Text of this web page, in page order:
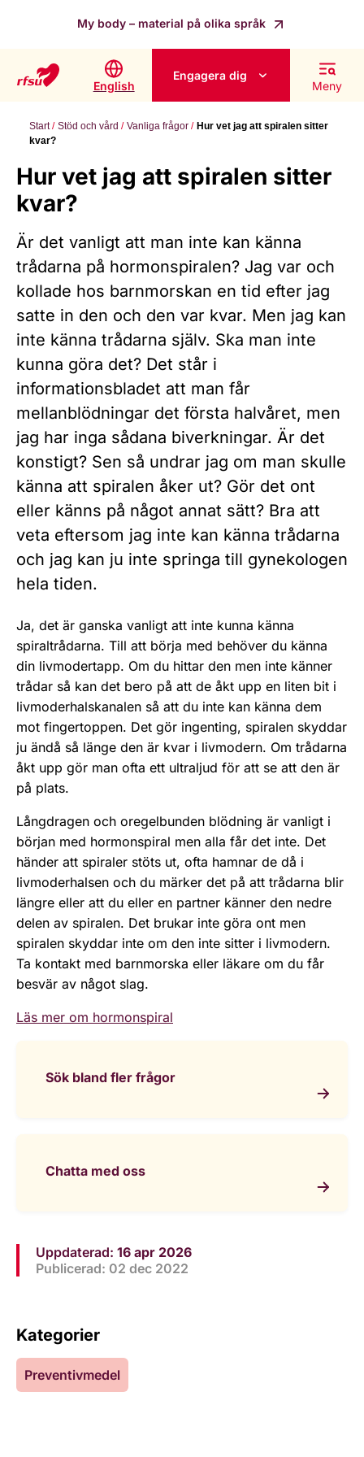
My body – material på olika språk
English
Engagera dig
Meny
Start Stöd och vård Vanliga frågor
Hur vet jag att spiralen sitter
kvar?
Hur vet jag att spiralen sitter
kvar?
Är det vanligt att man inte kan känna
trådarna på hormonspiralen? Jag var och
kollade hos barnmorskan en tid efter jag
satte in den och den var kvar. Men jag kan
inte känna trådarna själv. Ska man inte
kunna göra det? Det står i
informationsbladet att man får
mellanblödningar det första halvåret, men
jag har inga sådana biverkningar. Är det
konstigt? Sen så undrar jag om man skulle
känna att spiralen åker ut? Gör det ont
eller känns på något annat sätt? Bra att
veta eftersom jag inte kan känna trådarna
och jag kan ju inte springa till gynekologen
hela tiden.
Ja, det är ganska vanligt att inte kunna känna
spiraltrådarna. Till att börja med behöver du känna
din livmodertapp. Om du hittar den men inte känner
trådar så kan det bero på att de åkt upp en liten bit i
livmoderhalskanalen så att du inte kan känna dem
mot fingertoppen. Det gör ingenting, spiralen skyddar
ju ändå så länge den är kvar i livmodern. Om trådarna
åkt upp gör man ofta ett ultraljud för att se att den är
på plats.
Långdragen och oregelbunden blödning är vanligt i
början med hormonspiral men alla får det inte. Det
händer att spiraler stöts ut, ofta hamnar de då i
livmoderhalsen och du märker det på att trådarna blir
längre eller att du eller en partner känner den nedre
delen av spiralen. Det brukar inte göra ont men
spiralen skyddar inte om den inte sitter i livmodern.
Ta kontakt med barnmorska eller läkare om du får
besvär av något slag.
Läs mer om hormonspiral
Sök bland fler frågor
Chatta med oss
Uppdaterad: 16 apr 2026
Publicerad: 02 dec 2022
Kategorier
Preventivmedel